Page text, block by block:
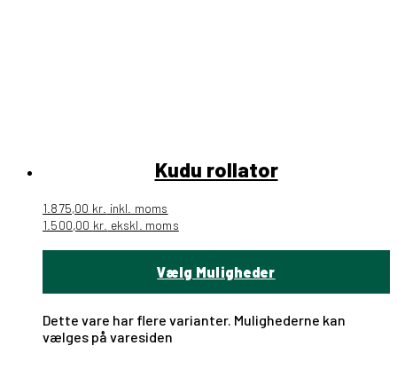
Kudu rollator
1.875,00 kr. inkl. moms
1.500,00 kr. ekskl. moms
Vælg Muligheder
Dette vare har flere varianter. Mulighederne kan
vælges på varesiden